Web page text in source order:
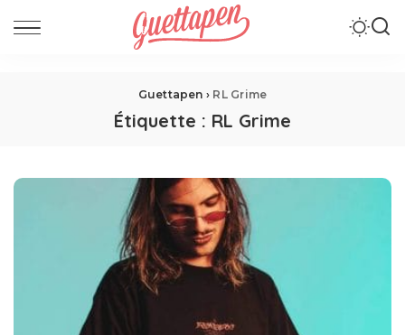
Guettapen › RL Grime
Étiquette : RL Grime